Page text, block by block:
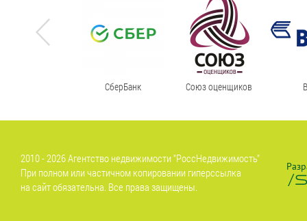
СберБанк Союз оценщиков
2010 - 2026 Агентство недвижимости "РоссНедвижимость"
При полном или частичном копировании гиперссылка
на сайт обязательна. Все права защищены.